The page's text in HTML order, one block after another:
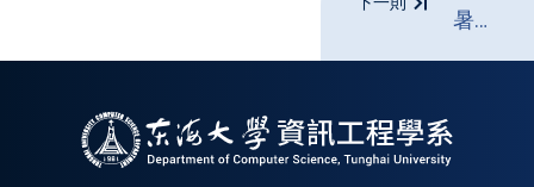
暑修